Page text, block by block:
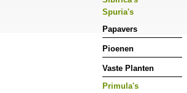
Spuria's
Papavers
Pioenen
Vaste Planten
Primula's